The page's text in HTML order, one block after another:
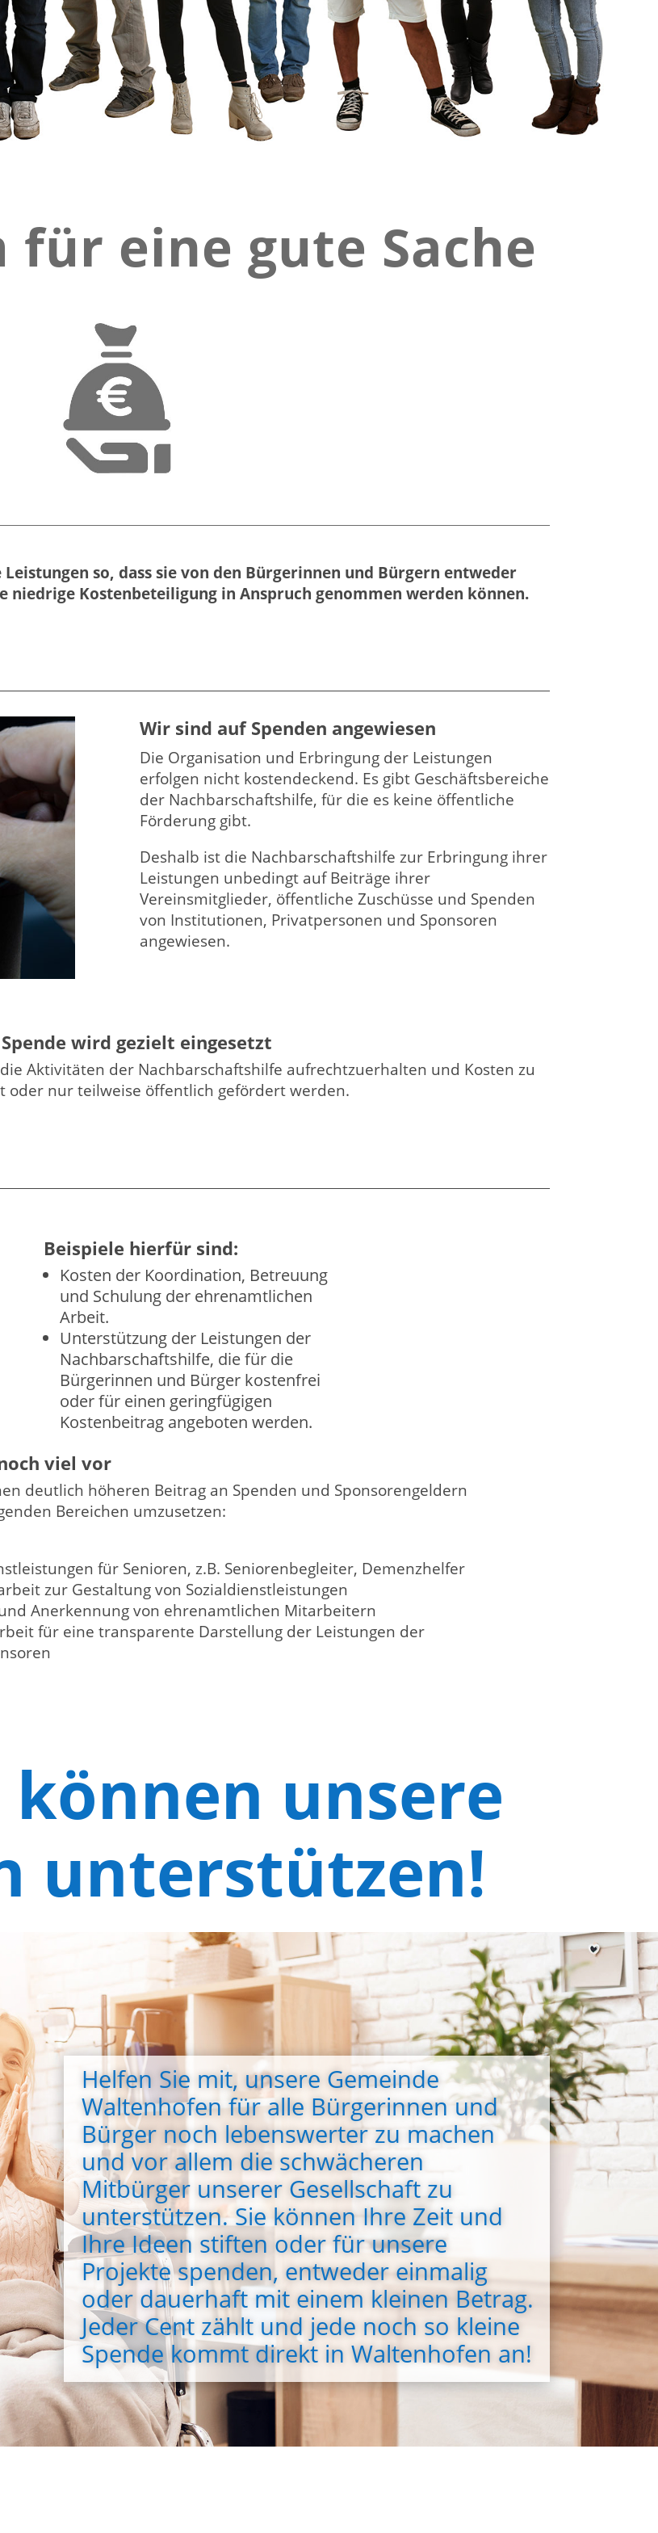
für eine gute Sache
so, dass sie von den Bürgerinnen und Bürgern entweder
niedrige Kostenbeteiligung in Anspruch genommen werden können.
Wir sind auf Spenden angewiesen
Die Organisation und Erbringung der Leistungen
erfolgen nicht kostendeckend. Es gibt Geschäftsbereiche
der Nachbarschaftshilfe, für die es keine öffentliche
Förderung gibt.
Deshalb ist die Nachbarschaftshilfe zur Erbringung ihrer
Leistungen unbedingt auf Beiträge ihrer
Vereinsmitglieder, öffentliche Zuschüsse und Spenden
von Institutionen, Privatpersonen und Sponsoren
angewiesen.
Spende wird gezielt eingesetzt
Aktivitäten der Nachbarschaftshilfe aufrechtzuerhalten und Kosten zu
oder nur teilweise öffentlich gefördert werden.
Beispiele hierfür sind:
Kosten der Koordination, Betreuung
und Schulung der ehrenamtlichen
Arbeit.
Unterstützung der Leistungen der
Nachbarschaftshilfe, die für die
Bürgerinnen und Bürger kostenfrei
oder für einen geringfügigen
Kostenbeitrag angeboten werden.
viel vor
deutlich höheren Beitrag an Spenden und Sponsorengeldern
Bereichen umzusetzen:
für Senioren, z.B. Seniorenbegleiter, Demenzhelfer
zur Gestaltung von Sozialdienstleistungen
Anerkennung von ehrenamtlichen Mitarbeitern
für eine transparente Darstellung der Leistungen der
können unsere
unterstützen!
Helfen Sie mit, unsere Gemeinde
Waltenhofen für alle Bürgerinnen und
Bürger noch lebenswerter zu machen
und vor allem die schwächeren
Mitbürger unserer Gesellschaft zu
unterstützen. Sie können Ihre Zeit und
Ihre Ideen stiften oder für unsere
Projekte spenden, entweder einmalig
oder dauerhaft mit einem kleinen Betrag.
Jeder Cent zählt und jede noch so kleine
Spende kommt direkt in Waltenhofen an!